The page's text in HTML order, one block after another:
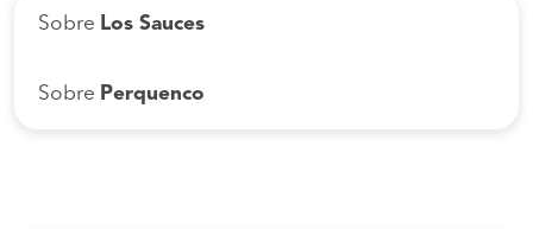
Sobre Los Sauces
Sobre Perquenco